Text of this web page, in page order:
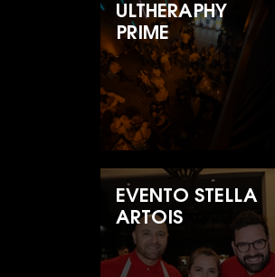
ULTHERAPHY
PRIME
EVENTO STELLA
ARTOIS